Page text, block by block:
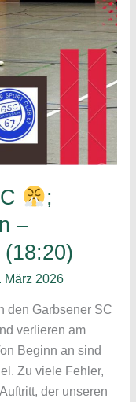
;
–
März 2026
den Garbsener SC
verlieren am
Beginn an sind
Zu viele Fehler,
der unseren